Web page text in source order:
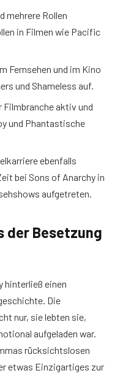
mehrere Rollen
in Filmen wie Pacific
Fernsehen und im Kino
und Shameless auf.
Filmbranche aktiv und
und Phantastische
ebenfalls
bei Sons of Anarchy in
aufgetreten.
der Besetzung
hinterließ einen
Die
nur, sie lebten sie,
aufgeladen war.
rücksichtslosen
etwas Einzigartiges zur